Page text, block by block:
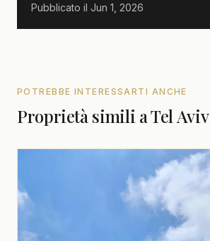
Pubblicato il Jun 1, 2026
POTREBBE INTERESSARTI ANCHE
Proprietà simili a Tel Aviv